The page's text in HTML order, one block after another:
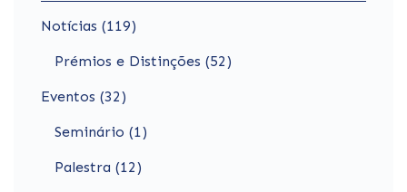
Notícias (119)
Prémios e Distinções (52)
Eventos (32)
Seminário (1)
Palestra (12)